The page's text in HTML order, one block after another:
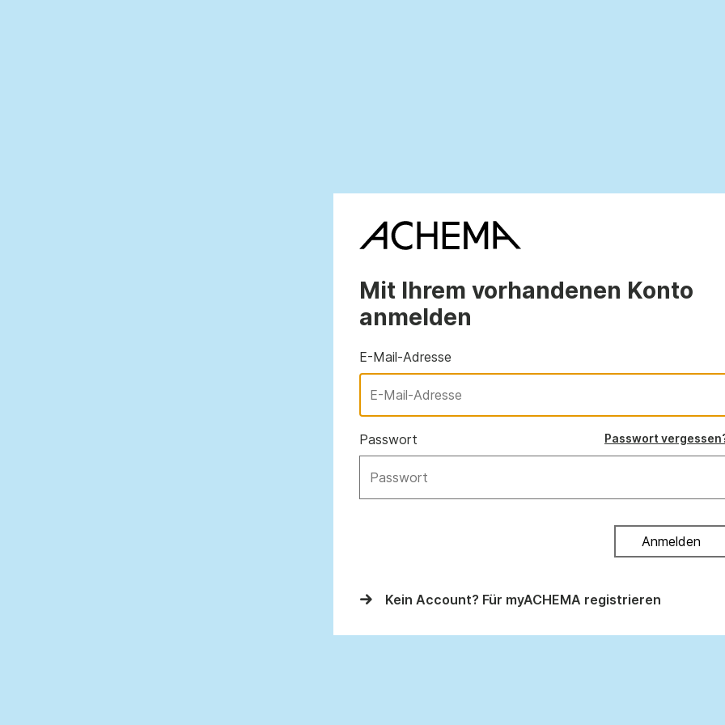
Mit Ihrem vorhandenen Konto
anmelden
E-Mail-Adresse
Passwort Passwort
Anmelden
Kein Account? Für myACHEMA registrieren